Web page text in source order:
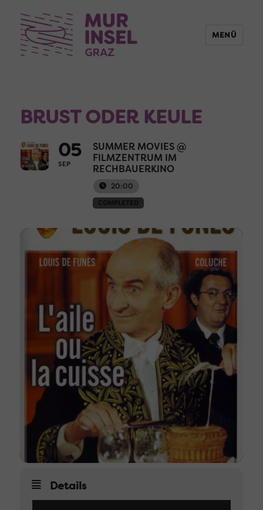
MENÜ
BRUST ODER KEULE
05
SEP
SUMMER MOVIES @
FILMZENTRUM IM
RECHBAUERKINO
20:00
Details